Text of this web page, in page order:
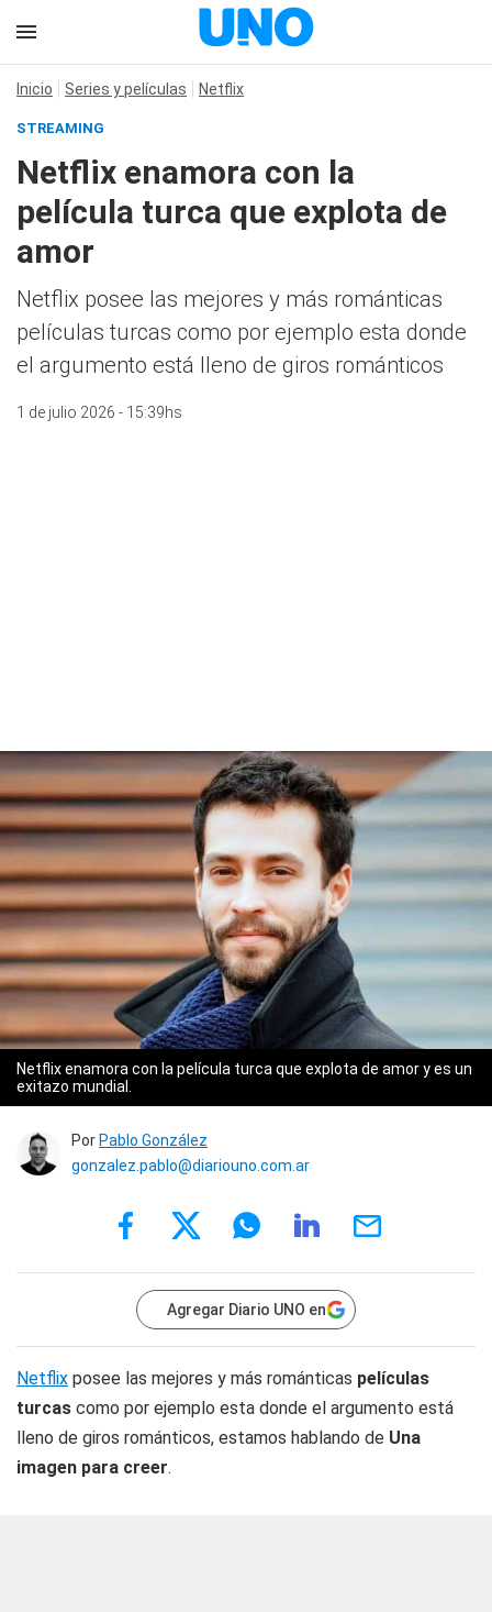
Inicio Series y películas Netflix
STREAMING
Netflix enamora con la
película turca que explota de
amor
Netflix posee las mejores y más románticas
películas turcas como por ejemplo esta donde
el argumento está lleno de giros románticos
1 de julio 2026 - 15:39hs
Netflix enamora con la película turca que explota de amor y es un
exitazo mundial.
Por Pablo González
gonzalez.pablo@diariouno.com.ar
Agregar Diario UNO en
Netflix posee las mejores y más románticas películas
turcas como por ejemplo esta donde el argumento está
lleno de giros románticos, estamos hablando de Una
imagen para creer.